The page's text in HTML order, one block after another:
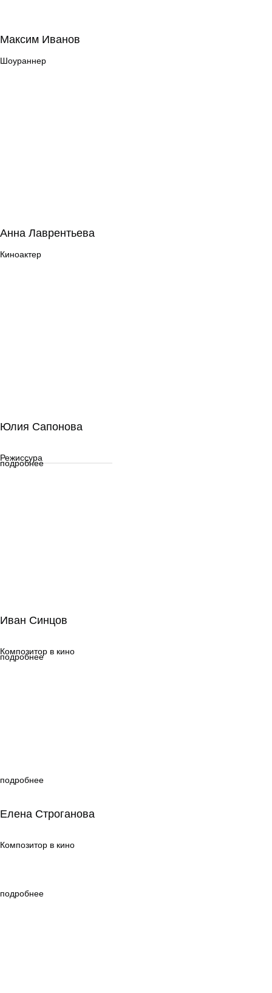
Максим Иванов
Шоураннер
подробнее
Анна Лаврентьева
Киноактер
подробнее
Юлия Сапонова
Режиссура
подробнее
Иван Синцов
Композитор в кино
подробнее
Елена Строганова
Композитор в кино